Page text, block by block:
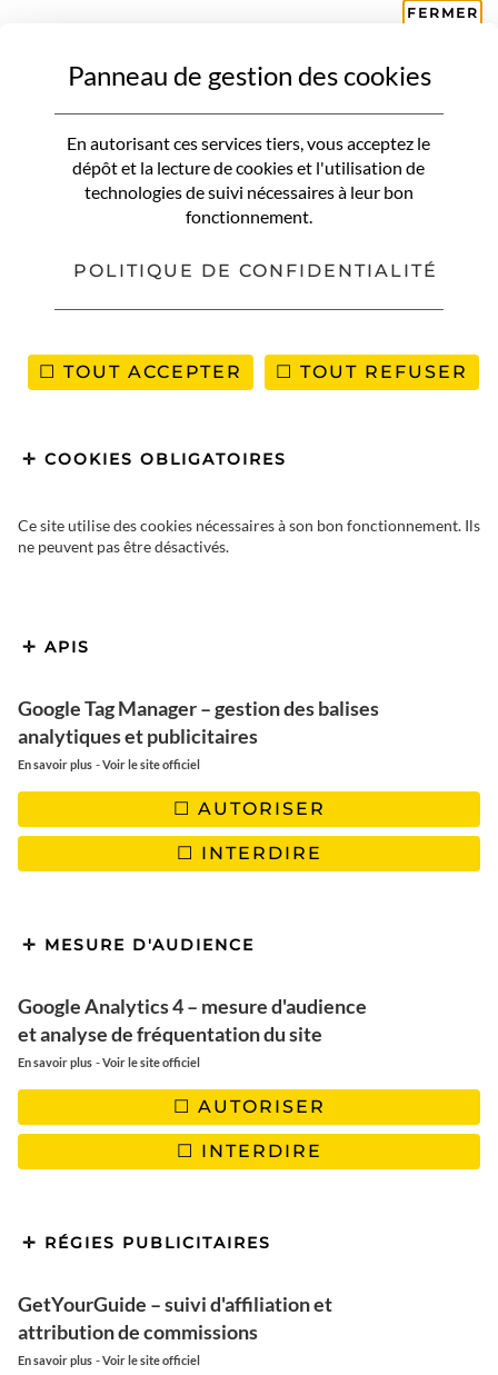
Ile de France
France Auvergne Rhône Alpes Bretagne
Centre Val de Loire Corse
Île de France Normandie Nouvelle Aquitaine
Mes derniers articles
PARIS
Balade en bateau sur le canal
FERMER
Panneau de gestion des cookies
En autorisant ces services tiers, vous acceptez le
dépôt et la lecture de cookies et l'utilisation de
technologies de suivi nécessaires à leur bon
fonctionnement.
POLITIQUE DE CONFIDENTIALITÉ
TOUT ACCEPTER TOUT REFUSER
COOKIES OBLIGATOIRES
Ce site utilise des cookies nécessaires à son bon fonctionnement. Ils
ne peuvent pas être désactivés.
APIS
Google Tag Manager – gestion des balises
analytiques et publicitaires
En savoir plus -Voir le site officiel
AUTORISER
INTERDIRE
MESURE D'AUDIENCE
Google Analytics 4 – mesure d'audience
et analyse de fréquentation du site
En savoir plus -Voir le site officiel
AUTORISER
INTERDIRE
RÉGIES PUBLICITAIRES
GetYourGuide – suivi d'affiliation et
attribution de commissions
En savoir plus -Voir le site officiel